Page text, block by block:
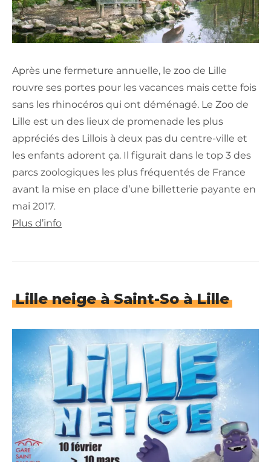
Après une fermeture annuelle, le zoo de Lille
rouvre ses portes pour les vacances mais cette fois
sans les rhinocéros qui ont déménagé. Le Zoo de
Lille est un des lieux de promenade les plus
appréciés des Lillois à deux pas du centre-ville et
les enfants adorent ça. Il figurait dans le top 3 des
parcs zoologiques les plus fréquentés de France
avant la mise en place d’une billetterie payante en
mai 2017.
Plus d’info
Lille neige à Saint-So à Lille